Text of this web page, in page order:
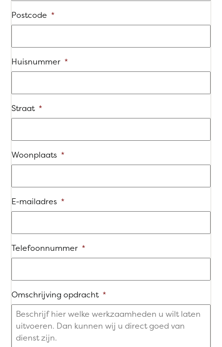
Postcode *
Huisnummer *
Straat *
Woonplaats *
E-mailadres *
Telefoonnummer *
Omschrijving opdracht *